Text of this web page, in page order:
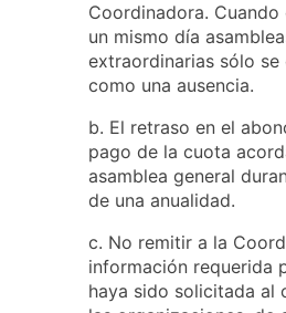
Coordinadora. Cuando
un mismo día
extraordinarias sólo se
como una ausencia.
b. El retraso en el
pago de la cuota
asamblea general
de una anualidad.
c. No remitir a la
información requerida
haya sido solicitada al